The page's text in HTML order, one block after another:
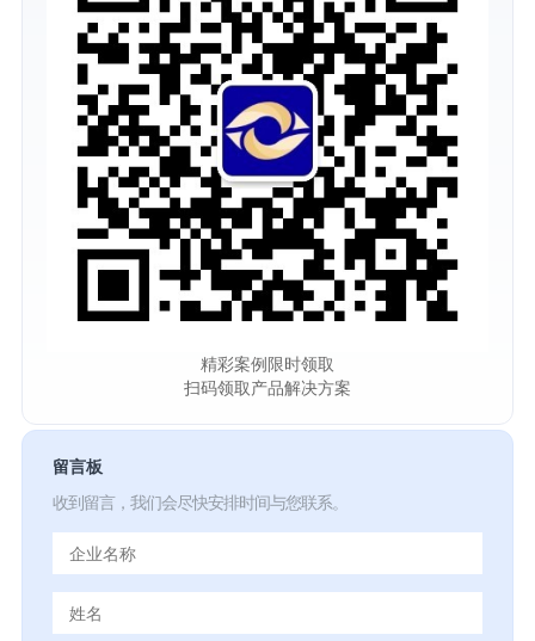
精彩案例限时领取
扫码领取产品解决方案
留言板
收到留言，我们会尽快安排时间与您联系。